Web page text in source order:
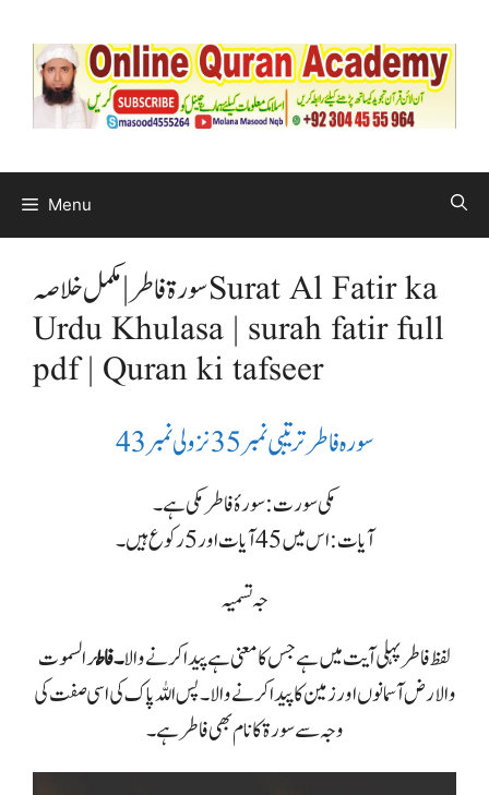
Menu
سورۃ فاطر | مکمل خلاصہ Surat Al Fatir ka
Urdu Khulasa | surah fatir full
pdf | Quran ki tafseer
سورہ فاطرترتیبی نمبر35 نزولی نمبر 43
مکی سورت: سورۂ فاطر مکی ہے۔
آیات: اس میں 45 آیات اور5 رکوع ہیں۔
جہ تسمیہ
لفظ فاطر پہلی آیت میں ہے جس کا معنی ہے پیدا کرنے والا۔ فاطر السموت
والارض آسمانوں اور زمین کا پیدا کرنے والا۔ پس اللہ پاک کی اسی صفت کی
وجہ سے سورۃ کا نام بھی فاطر ہے۔